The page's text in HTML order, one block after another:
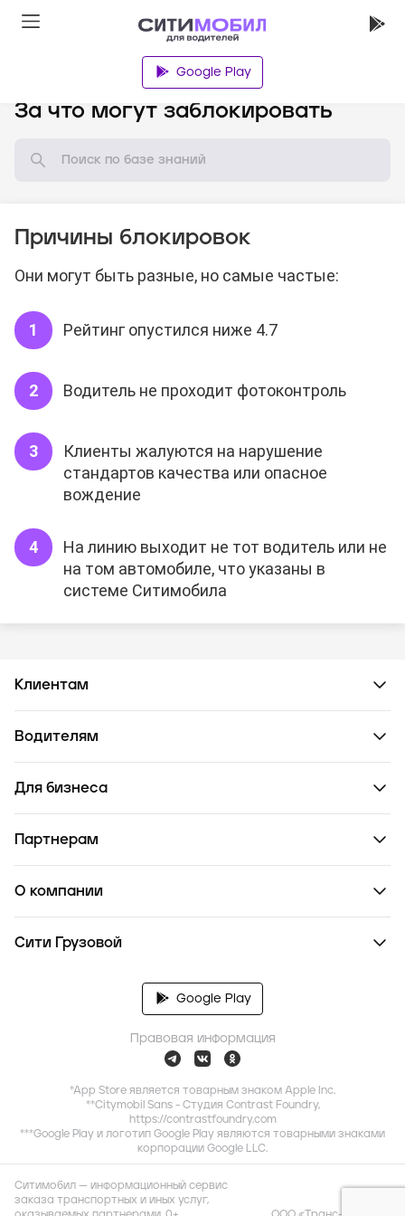
Google Play
За что могут заблокировать
Причины блокировок
Они могут быть разные, но самые частые:
Рейтинг опустился ниже 4.7
Водитель не проходит фотоконтроль
Клиенты жалуются на нарушение
стандартов качества или опасное
вождение
На линию выходит не тот водитель или не
на том автомобиле, что указаны в
системе Ситимобила
Клиентам
Водителям
Для бизнеса
Партнерам
О компании
Сити Грузовой
Google Play
Правовая информация
*App Store является товарным знаком Apple Inc.
**Citymobil Sans - Студия Contrast Foundry,
https://contrastfoundry.com
***Google Play и логотип Google Play являются товарными знаками
корпорации Google LLC.
Ситимобил — информационный сервис
заказа транспортных и иных услуг,